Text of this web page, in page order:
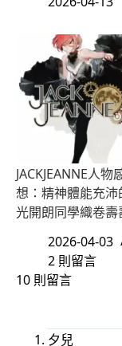
JACKJEANNE人物
想：精神體能充沛
光開朗同學織卷壽
2026-04-03
2 則留言
10 則留言
夕兒